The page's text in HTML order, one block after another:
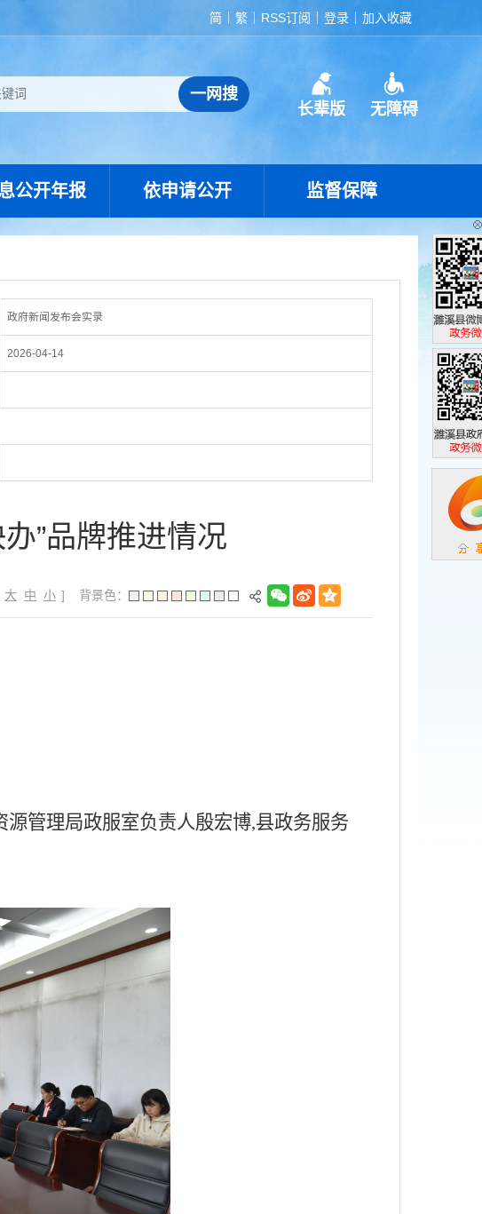
简 繁 RSS订阅 登录 加入收藏
长辈版 无障碍
公开年报 依申请公开 监督保障
政府新闻发布会实录
2026-04-14
”品牌推进情况
大 中 小 ] 背景色：
管理局政服室负责人殷宏博,县政务服务
濉溪县政
政务微博
濉溪县政
政务微信